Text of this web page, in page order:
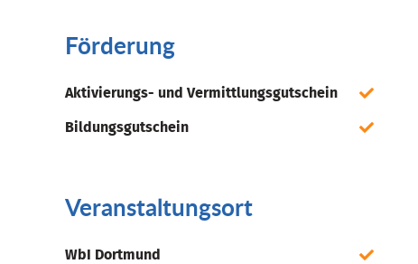
Förderung
Aktivierungs- und Vermittlungsgutschein
Bildungsgutschein
Veranstaltungsort
WbI Dortmund